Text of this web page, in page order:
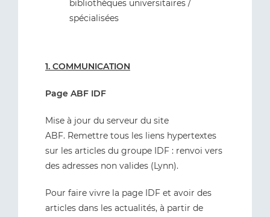
bibliothèques universitaires /
spécialisées
1. COMMUNICATION
Page ABF IDF
Mise à jour du serveur du site
ABF. Remettre tous les liens hypertextes
sur les articles du groupe IDF : renvoi vers
des adresses non valides (Lynn).
Pour faire vivre la page IDF et avoir des
articles dans les actualités, à partir de